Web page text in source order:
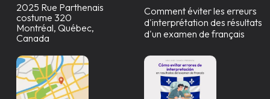
2025 Rue Parthenais
costume 320
Montréal, Québec,
Canada
Comment éviter les erreurs
d'interprétation des résultats
d'un examen de français